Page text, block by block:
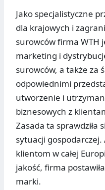
Jako specjalistyczne
dla krajowych i
surowców firma WTH
marketing i
surowców, a także za
odpowiednimi
utworzenie i
biznesowych z
Zasada ta sprawdziła
sytuacji
klientom w całej
jakość, firma
marki.